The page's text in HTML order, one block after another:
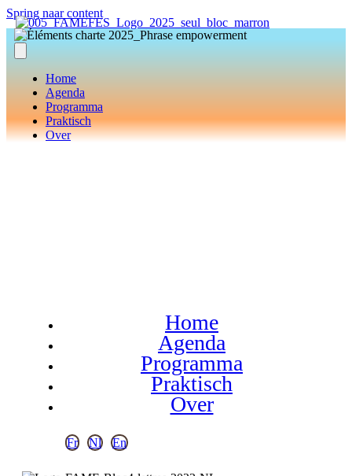
Spring naar content
Home
Agenda
Programma
Praktisch
Over
Home
Agenda
Programma
Praktisch
Over
Fr Nl En